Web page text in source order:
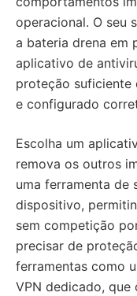
operacional. O seu
a bateria drena em
aplicativo de
proteção suficiente
e configurado
Escolha um
remova os outros
uma ferramenta de
dispositivo,
sem competição
precisar de
ferramentas como
VPN dedicado, que